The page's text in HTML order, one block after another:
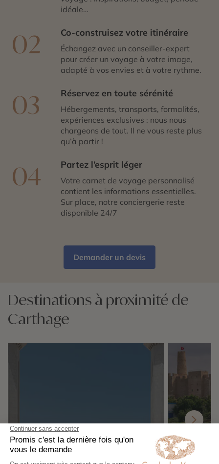
idéale…
02 Co-construisez votre itinéraire
Échangez avec un conseiller-expert
pour créer un voyage à votre image,
adapté à vos envies et à votre rythme.
03 Réservez en toute sérénité
Hébergements, transports, formalités,
expériences exclusives : nous nous
chargeons de tout. Il ne vous reste plus
qu’à partir !
04 Partez l’esprit léger
Votre carnet de voyage personnalisé
contient les informations essentielles.
Sur place, notre conciergerie reste
disponible 24/7
Demander un devis
Destinations à proximité de
Carthage